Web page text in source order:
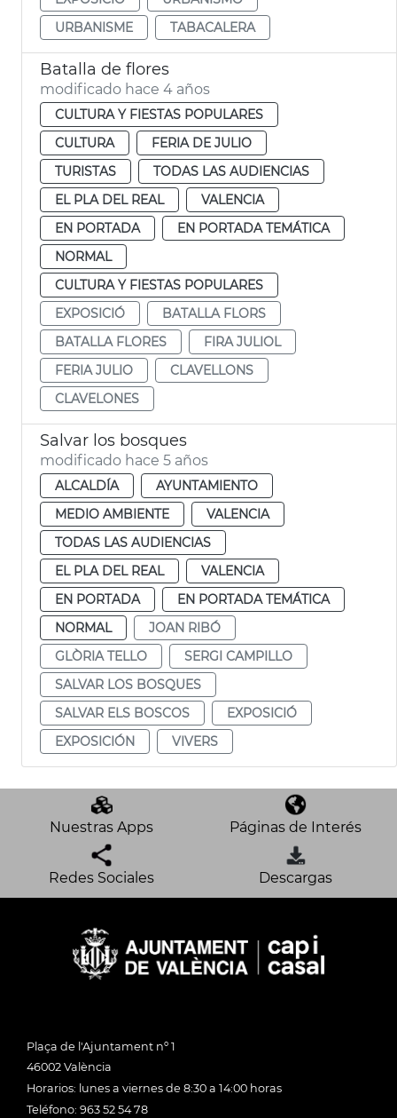
URBANISME
TABACALERA
Batalla de flores
modificado hace 4 años
CULTURA Y FIESTAS POPULARES
CULTURA
FERIA DE JULIO
TURISTAS
TODAS LAS AUDIENCIAS
EL PLA DEL REAL
VALENCIA
EN PORTADA
EN PORTADA TEMÁTICA
NORMAL
CULTURA Y FIESTAS POPULARES
EXPOSICIÓ
BATALLA FLORS
BATALLA FLORES
FIRA JULIOL
FERIA JULIO
CLAVELLONS
CLAVELONES
Salvar los bosques
modificado hace 5 años
ALCALDÍA
AYUNTAMIENTO
MEDIO AMBIENTE
VALENCIA
TODAS LAS AUDIENCIAS
EL PLA DEL REAL
VALENCIA
EN PORTADA
EN PORTADA TEMÁTICA
NORMAL
JOAN RIBÓ
GLÒRIA TELLO
SERGI CAMPILLO
SALVAR LOS BOSQUES
SALVAR ELS BOSCOS
EXPOSICIÓ
EXPOSICIÓN
VIVERS
Nuestras Apps Páginas de Interés
Redes Sociales Descargas
Plaça de l'Ajuntament nº 1
46002 València
Horarios: lunes a viernes de 8:30 a 14:00 horas
Teléfono: 963 52 54 78